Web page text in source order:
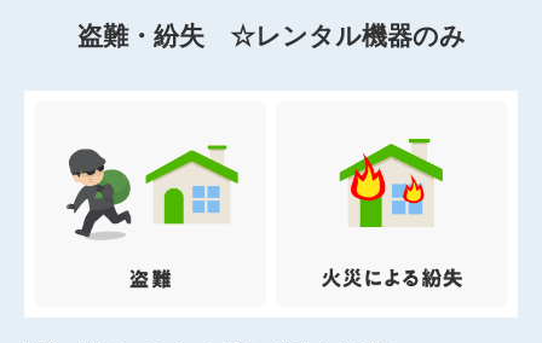
盗難・紛失 ☆レンタル機器のみ